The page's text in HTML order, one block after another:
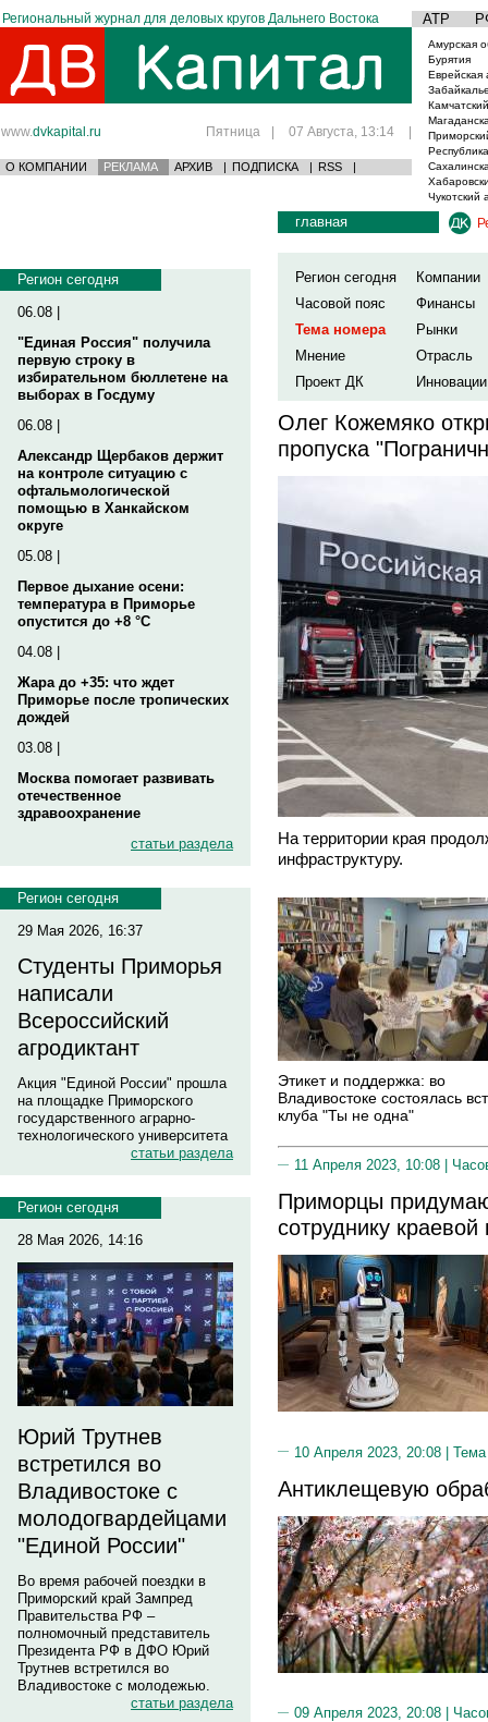
Региональный журнал для деловых кругов Дальнего Востока АТР
www.dvkapital.ru Пятница | 07 Августа, 13:14 |
О КОМПАНИИ РЕКЛАМА АРХИВ | ПОДПИСКА | RSS |
Амурская
Бурятия
Еврейская
Чукотский
Регион сегодня
06.08 |
"Единая Россия" получила
первую строку в
избирательном бюллетене на
выборах в Госдуму
06.08 |
Александр Щербаков держит
на контроле ситуацию с
офтальмологической
помощью в Ханкайском
округе
05.08 |
Первое дыхание осени:
температура в Приморье
опустится до +8 °C
04.08 |
Жара до +35: что ждет
Приморье после тропических
дождей
03.08 |
Москва помогает развивать
отечественное
здравоохранение
статьи раздела
Регион сегодня
29 Мая 2026, 16:37
Студенты Приморья
написали
Всероссийский
агродиктант
Акция "Единой России" прошла
на площадке Приморского
государственного аграрно-
технологического университета
статьи раздела
Регион сегодня
28 Мая 2026, 14:16
Юрий Трутнев
встретился во
Владивостоке с
молодогвардейцами
"Единой России"
Во время рабочей поездки в
Приморский край Зампред
Правительства РФ –
полномочный представитель
Президента РФ в ДФО Юрий
Трутнев встретился во
Владивостоке с молодежью.
статьи раздела
главная
Регион сегодня
Компании
Часовой пояс
Финансы
Тема номера
Рынки
Мнение
Отрасль
Проект ДК
Инновации
Олег Кожемяко
пропуска
На территории края
инфраструктуру.
Этикет и поддержка: во
Владивостоке состоялась
клуба "Ты не одна"
11 Апреля 2023, 10:08 |
Приморцы
сотруднику
10 Апреля 2023, 20:08 |
Антиклещевую
09 Апреля 2023, 20:08 |